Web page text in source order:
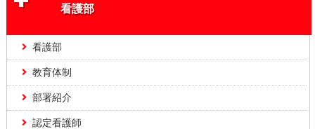
看護部
看護部
教育体制
部署紹介
認定看護師